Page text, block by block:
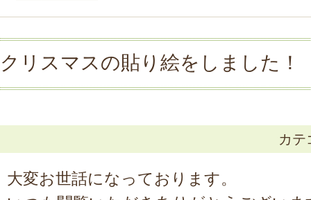
クリスマスの貼り絵をしました！
カ
大変お世話になっております。